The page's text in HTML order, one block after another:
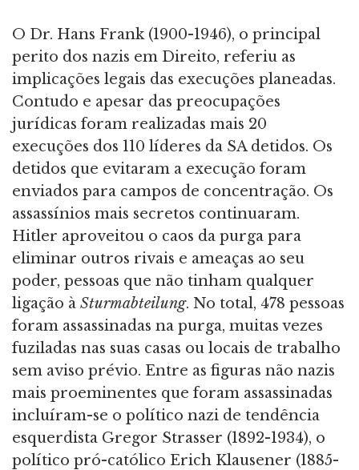
O Dr. Hans Frank (1900-1946), o principal
perito dos nazis em Direito, referiu as
implicações legais das execuções planeadas.
Contudo e apesar das preocupações
jurídicas foram realizadas mais 20
execuções dos 110 líderes da SA detidos. Os
detidos que evitaram a execução foram
enviados para campos de concentração. Os
assassínios mais secretos continuaram.
Hitler aproveitou o caos da purga para
eliminar outros rivais e ameaças ao seu
poder, pessoas que não tinham qualquer
ligação à Sturmabteilung. No total, 478 pessoas
foram assassinadas na purga, muitas vezes
fuziladas nas suas casas ou locais de trabalho
sem aviso prévio. Entre as figuras não nazis
mais proeminentes que foram assassinadas
incluíram-se o político nazi de tendência
esquerdista Gregor Strasser (1892-1934), o
político pró-católico Erich Klausener (1885-